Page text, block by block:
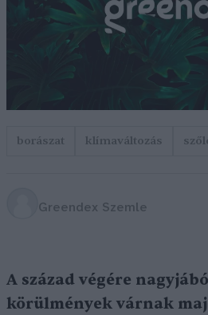
borászat klímaváltozás
Greendex Szemle
A század végére
körülmények várnak